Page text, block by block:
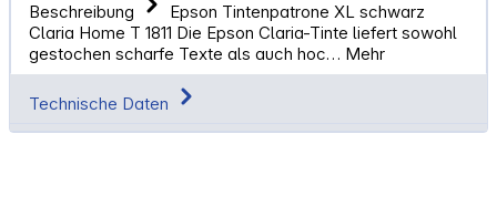
Beschreibung
Epson Tintenpatrone XL schwarz
Claria Home T 1811 Die Epson Claria-Tinte liefert sowohl
gestochen scharfe Texte als auch hoc… Mehr
Technische Daten